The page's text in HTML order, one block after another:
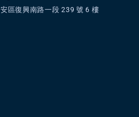
區復興南路一段 239 號 6 樓